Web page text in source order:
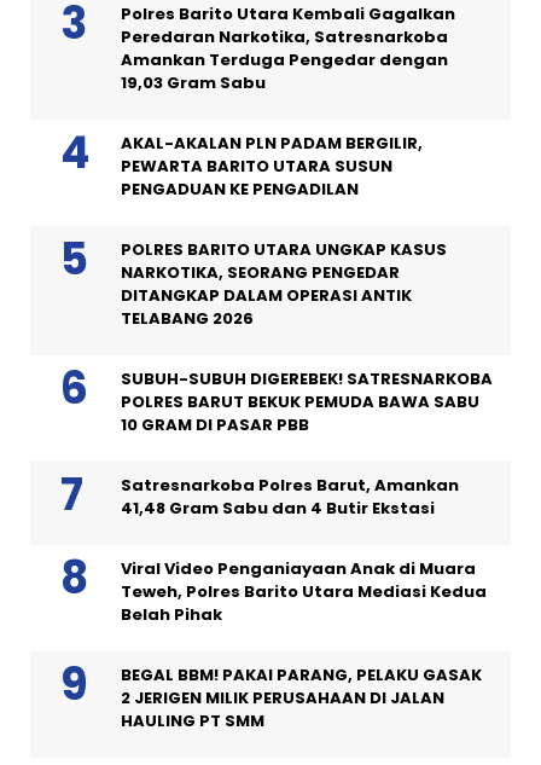
Polres Barito Utara Kembali Gagalkan
Peredaran Narkotika, Satresnarkoba
Amankan Terduga Pengedar dengan
19,03 Gram Sabu
AKAL-AKALAN PLN PADAM BERGILIR,
PEWARTA BARITO UTARA SUSUN
PENGADUAN KE PENGADILAN
POLRES BARITO UTARA UNGKAP KASUS
NARKOTIKA, SEORANG PENGEDAR
DITANGKAP DALAM OPERASI ANTIK
TELABANG 2026
SUBUH-SUBUH DIGEREBEK! SATRESNARKOBA
POLRES BARUT BEKUK PEMUDA BAWA SABU
10 GRAM DI PASAR PBB
Satresnarkoba Polres Barut, Amankan
41,48 Gram Sabu dan 4 Butir Ekstasi
Viral Video Penganiayaan Anak di Muara
Teweh, Polres Barito Utara Mediasi Kedua
Belah Pihak
BEGAL BBM! PAKAI PARANG, PELAKU GASAK
2 JERIGEN MILIK PERUSAHAAN DI JALAN
HAULING PT SMM